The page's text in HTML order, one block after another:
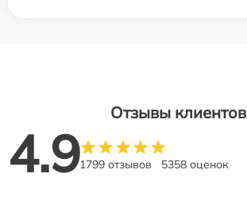
Отзывы клиентов
4.91799 отзывов 5358 оценок